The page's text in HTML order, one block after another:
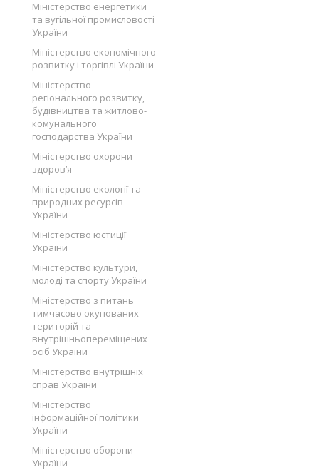
Міністерство енергетики
та вугільної промисловості
України
Міністерство економічного
розвитку і торгівлі України
Міністерство
регіонального розвитку,
будівництва та житлово-
комунального
господарства України
Міністерство охорони
здоров’я
Міністерство екології та
природних ресурсів
України
Міністерство юстиції
України
Міністерство культури,
молоді та спорту України
Міністерство з питань
тимчасово окупованих
територій та
внутрішньопереміщених
осіб України
Міністерство внутрішніх
справ України
Міністерство
інформаційної політики
України
Міністерство оборони
України